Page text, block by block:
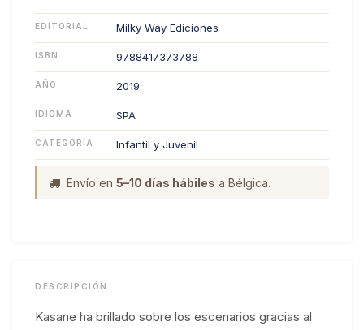
EDITORIAL Milky Way Ediciones
ISBN 9788417373788
AÑO 2019
IDIOMA SPA
CATEGORÍA Infantil y Juvenil
Envío en 5–10 días hábiles a Bélgica.
DESCRIPCIÓN
Kasane ha brillado sobre los escenarios gracias al